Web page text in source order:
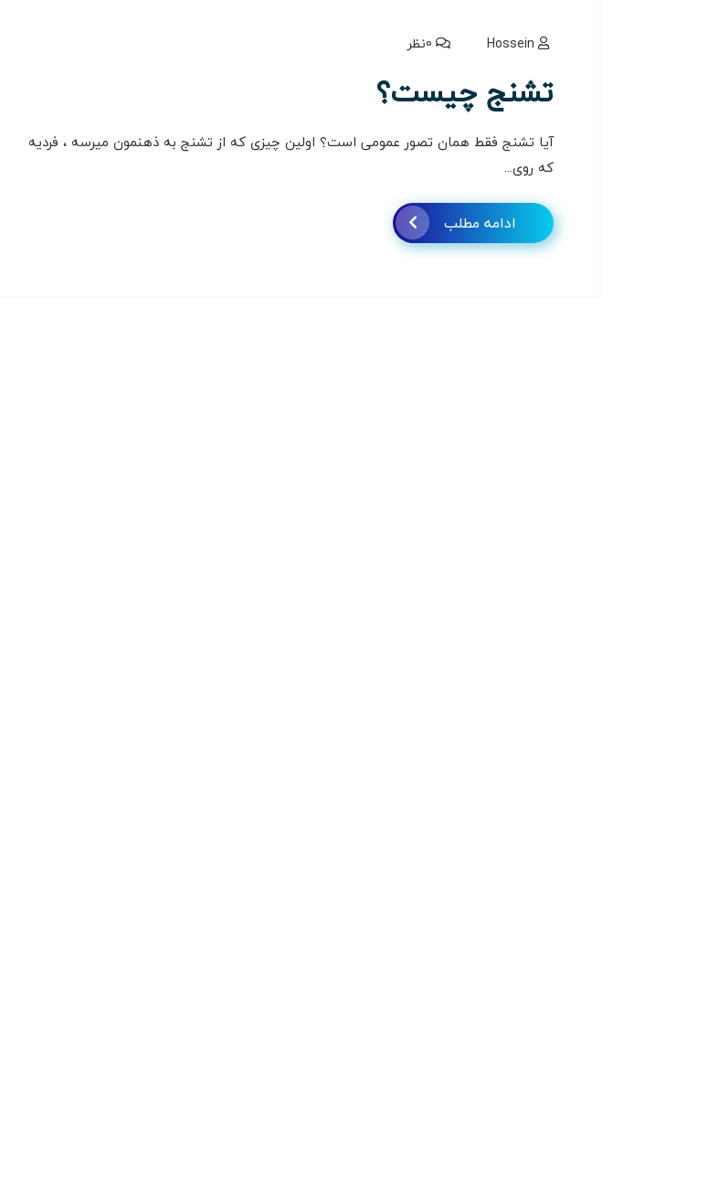
Hossein
تشنج چیست؟
آیا تشنج فقط همان تصور عمومی است؟ اولین چیزی که از تشنج به ذهنمون میرسه ، فردیه
که روی...
ادامه مطلب